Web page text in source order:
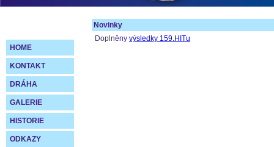
HOME
KONTAKT
DRÁHA
GALERIE
HISTORIE
ODKAZY
Novinky
Doplněny výsledky 159.HITu